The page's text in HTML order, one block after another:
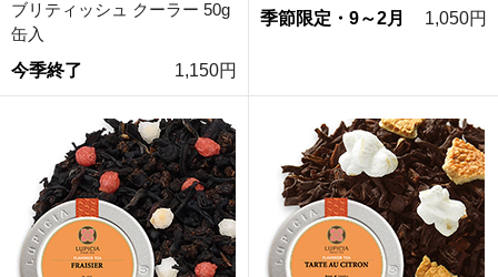
ブリティッシュ クーラー 50g
缶入
今季終了
1,150円
季節限定・9～2月
1,050円